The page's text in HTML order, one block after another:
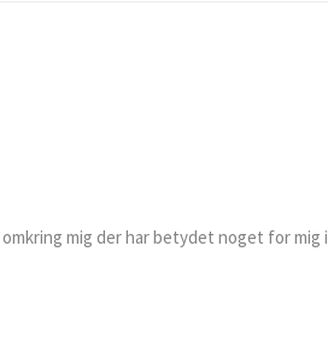
mig der har betydet noget for